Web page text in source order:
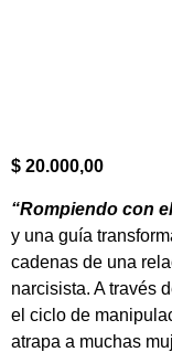
$ 20.000,00
“Rompiendo con
y una guía
cadenas de una
narcisista. A través
el ciclo de
atrapa a muchas